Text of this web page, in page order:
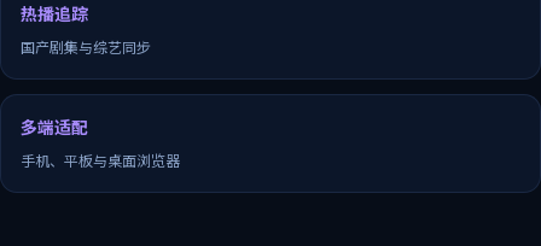
热播追踪
国产剧集与综艺同步
多端适配
手机、平板与桌面浏览器